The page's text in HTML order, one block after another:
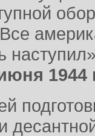
1944